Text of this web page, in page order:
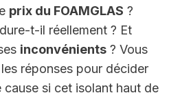
prix du FOAMGLAS ?
t-il réellement ? Et
inconvénients ? Vous
réponses pour décider
cause si cet isolant haut de